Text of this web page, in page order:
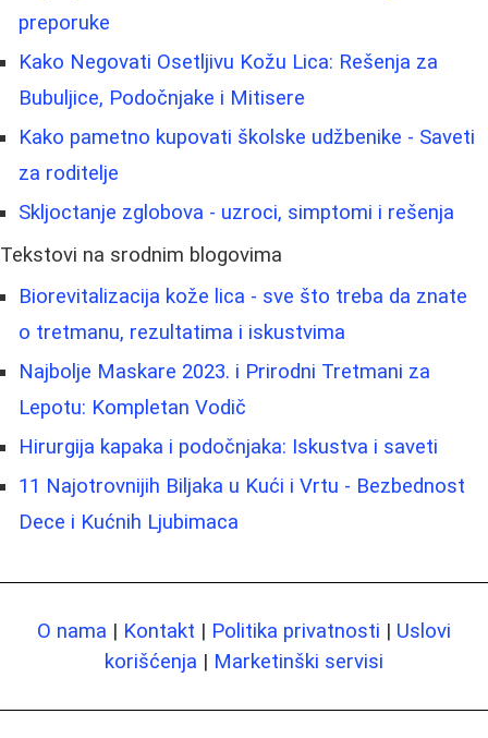
preporuke
Kako Negovati Osetljivu Kožu Lica: Rešenja za
Bubuljice, Podočnjake i Mitisere
Kako pametno kupovati školske udžbenike - Saveti
za roditelje
Skljoctanje zglobova - uzroci, simptomi i rešenja
Tekstovi na srodnim blogovima
Biorevitalizacija kože lica - sve što treba da znate
o tretmanu, rezultatima i iskustvima
Najbolje Maskare 2023. i Prirodni Tretmani za
Lepotu: Kompletan Vodič
Hirurgija kapaka i podočnjaka: Iskustva i saveti
11 Najotrovnijih Biljaka u Kući i Vrtu - Bezbednost
Dece i Kućnih Ljubimaca
O nama | Kontakt | Politika privatnosti | Uslovi
korišćenja | Marketinški servisi